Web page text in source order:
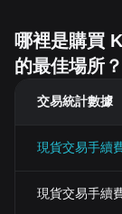
藝術家等有吸引力
相關資源
官方文件：
官方網站：
Katana Inu的核心
世界的大逃殺和
哪裡是購買
的最佳場所？
交易統計數據
現貨交易手續
現貨交易手續